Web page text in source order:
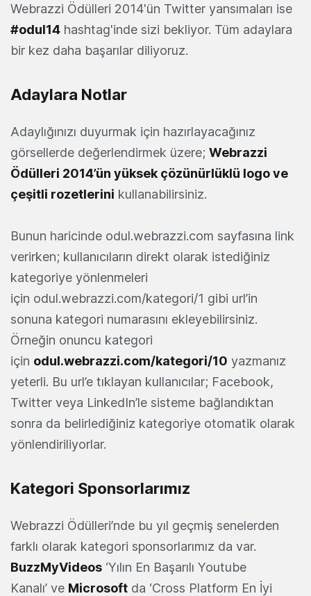
Webrazzi Ödülleri 2014'ün Twitter yansımaları ise
#odul14 hashtag'inde sizi bekliyor. Tüm adaylara
bir kez daha başarılar diliyoruz.
Adaylara Notlar
Adaylığınızı duyurmak için hazırlayacağınız
görsellerde değerlendirmek üzere; Webrazzi
Ödülleri 2014’ün yüksek çözünürlüklü logo ve
çeşitli rozetlerini kullanabilirsiniz.
Bunun haricinde odul.webrazzi.com sayfasına link
verirken; kullanıcıların direkt olarak istediğiniz
kategoriye yönlenmeleri
için odul.webrazzi.com/kategori/1 gibi url’in
sonuna kategori numarasını ekleyebilirsiniz.
Örneğin onuncu kategori
için odul.webrazzi.com/kategori/10 yazmanız
yeterli. Bu url’e tıklayan kullanıcılar; Facebook,
Twitter veya LinkedIn’le sisteme bağlandıktan
sonra da belirlediğiniz kategoriye otomatik olarak
yönlendiriliyorlar.
Kategori Sponsorlarımız
Webrazzi Ödülleri’nde bu yıl geçmiş senelerden
farklı olarak kategori sponsorlarımız da var.
BuzzMyVideos ‘Yılın En Başarılı Youtube
Kanalı’ ve Microsoft da ‘Cross Platform En İyi